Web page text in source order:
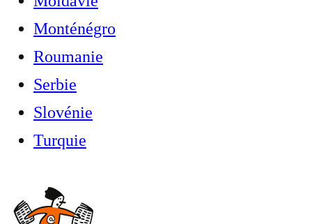
Monténégro
Roumanie
Serbie
Slovénie
Turquie